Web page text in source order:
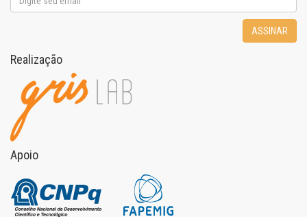
ASSINAR
Realização
Apoio